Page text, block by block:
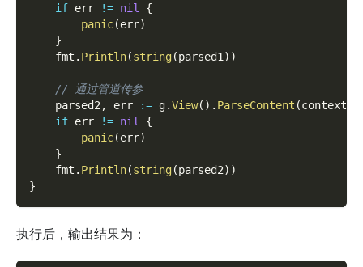
if err != nil
{
panic(err)
}
    fmt
. Println(string(parsed1) )
// 通过管道传参
    parsed2
, err := g.View( ) . ParseContent (context
if err != nil
{
panic(err)
}
    fmt
. Println(string(parsed2) )
}
执行后，输出结果为：